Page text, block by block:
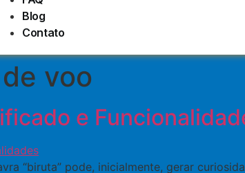
Blog
Contato
voo
e
“biruta” pode, inicialmente, gerar